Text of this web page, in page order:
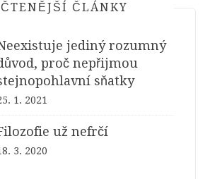
ČLÁNKY
jediný rozumný
proč nepřijmou
sňatky
1. 2021
už nefrčí
3. 2020